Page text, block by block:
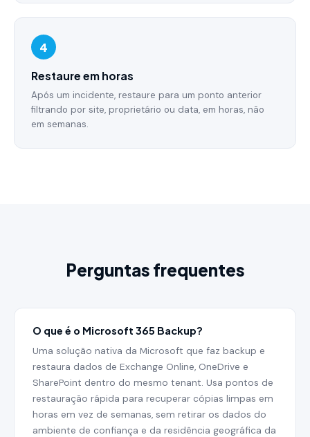
4
Restaure em horas
Após um incidente, restaure para um ponto anterior
filtrando por site, proprietário ou data, em horas, não
em semanas.
Perguntas frequentes
O que é o Microsoft 365 Backup?
Uma solução nativa da Microsoft que faz backup e
restaura dados de Exchange Online, OneDrive e
SharePoint dentro do mesmo tenant. Usa pontos de
restauração rápida para recuperar cópias limpas em
horas em vez de semanas, sem retirar os dados do
ambiente de confiança e da residência geográfica da